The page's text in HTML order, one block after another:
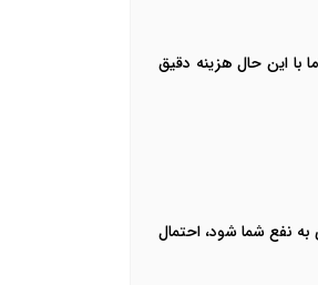
این حال هزینه دقیق
نفع شما شود، احتمال